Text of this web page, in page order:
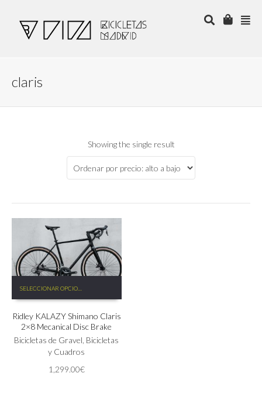
claris
Showing the single result
SELECCIONAR OPCIONES
producto
múltiples
variantes.
Las
Ridley KALAZY Shimano Claris
2×8 Mecanical Disc Brake
Bicicletas de Gravel, Bicicletas
y Cuadros
1,299.00€